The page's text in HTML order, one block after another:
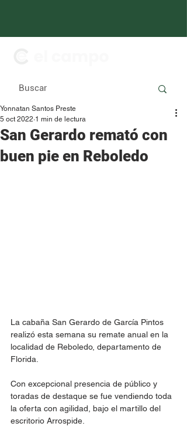
San Gerardo remató con
buen pie en Reboledo
Yonnatan Santos Preste
5 oct 2022 1 min de lectura
La cabaña San Gerardo de García Pintos
realizó esta semana su remate anual en la
localidad de Reboledo, departamento de
Florida.
Con excepcional presencia de público y
toradas de destaque se fue vendiendo toda
la oferta con agilidad, bajo el martillo del
escritorio Arrospide.